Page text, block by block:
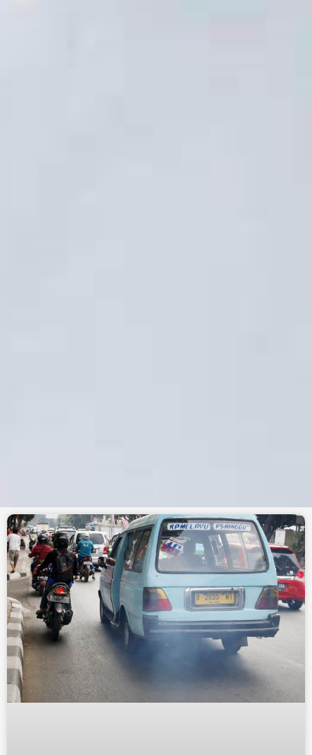
"Kalau kita bisa memilih makanan
dan minuman yang baik untuk tubuh
kita, mestinya kita juga bisa memilih
udara yang masuk ke dalam tubuh
kita"
- Prof Budi Haryanto | Guru Besar FKM UI -